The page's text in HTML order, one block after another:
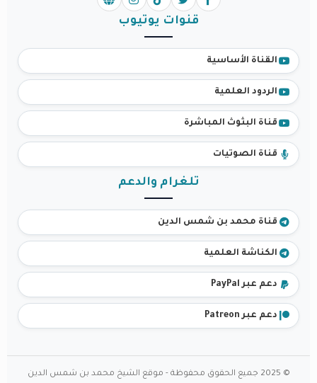
قنوات يوتيوب
القناة الأساسية
الردود العلمية
قناة البثوث المباشرة
قناة الصوتيات
تلغرام والدعم
قناة محمد بن شمس الدين
الكناشة العلمية
دعم عبر PayPal
دعم عبر Patreon
© 2025 جميع الحقوق محفوظة - موقع الشيخ محمد بن شمس الدين